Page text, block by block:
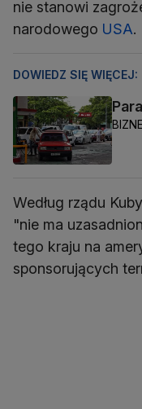
nie stanowi
narodowego USA.
DOWIEDZ SIĘ WIĘCEJ:
Według rządu
"nie ma
tego kraju na
sponsorujących